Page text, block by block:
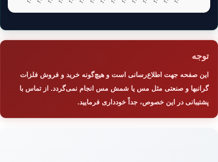
توجه
این صفحه جهت اطلاع‌رسانی است و هیچ‌گونه خرید و فروش فلزات
گرانبها و صنعتی مثل مس یا شمش مس انجام نمی‌گردد. از تماس با
پشتیبانی در این خصوص، جداً خودداری فرمایید.